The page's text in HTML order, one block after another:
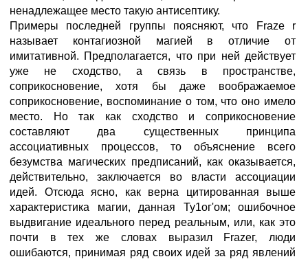
ненадлежащее место такую антисептику.
Примеры последней группы поясняют, что Fraze r
называет контагиозной магией в отличие от
имитативной. Предполагается, что при ней действует
уже не сходство, а связь в пространстве,
соприкосновение, хотя бы даже воображаемое
соприкосновение, воспоминание о том, что оно имело
место. Но так как сходство и соприкосновение
составляют два существенных принципа
ассоциативных процессов, то объяснение всего
безумства магических предписаний, как оказывается,
действительно, заключается во власти ассоциации
идей. Отсюда ясно, как верна цитированная выше
характеристика магии, данная Ту1ог'ом; ошибочное
выдвигание идеального перед реальным, или, как это
почти в тех же словах выразил Frazeг, люди
ошибаются, принимая ряд своих идей за ряд явлений